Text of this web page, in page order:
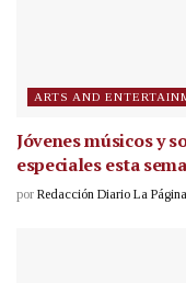
ARTS AND
Jóvenes músicos y
especiales esta
por Redacción Diario La Página